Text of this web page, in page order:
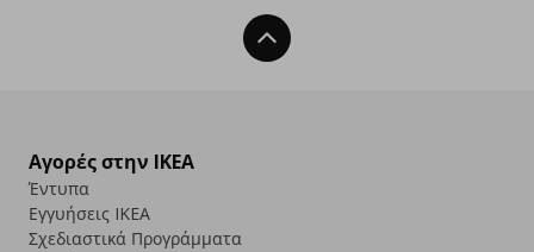
Back To Top
Αγορές στην IKEA
Έντυπα
Εγγυήσεις IKEA
Σχεδιαστικά Προγράμματα